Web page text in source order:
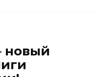
новый